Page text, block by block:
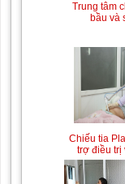
Trung tâm
bầu và
Chiếu tia
trợ điều trị